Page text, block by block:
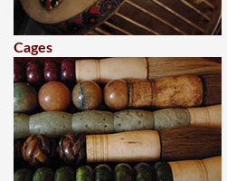
Cages